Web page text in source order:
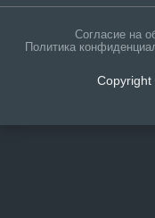
Согласие на
Политика